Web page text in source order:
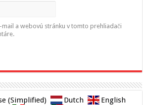
a webovú stránku v tomto prehliadači
(Simplified) Dutch
English